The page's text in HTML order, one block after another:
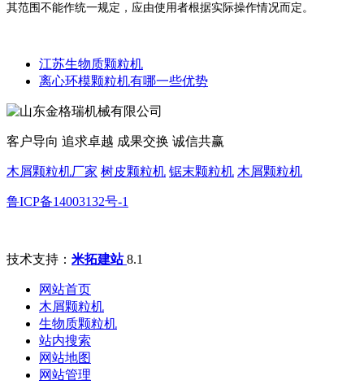
其范围不能作统一规定，应由使用者根据实际操作情况而定。
江苏生物质颗粒机
离心环模颗粒机有哪一些优势
客户导向 追求卓越 成果交换 诚信共赢
木屑颗粒机厂家 树皮颗粒机 锯末颗粒机 木屑颗粒机
鲁ICP备14003132号-1
技术支持： 米拓建站8.1
网站首页
木屑颗粒机
生物质颗粒机
站内搜索
网站地图
网站管理